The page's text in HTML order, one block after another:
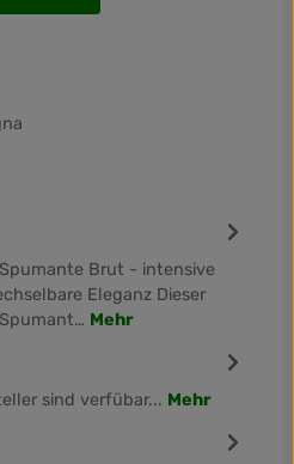
Spumante Brut - intensive
Eleganz Dieser
Mehr
sind verfübar... Mehr